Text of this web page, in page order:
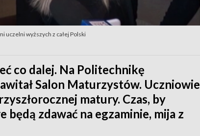
uczelni wyższych z całej Polski
co dalej. Na Politechnikę
Salon Maturzystów. Uczniowie
matury. Czas, by
zdawać na egzaminie, mija z